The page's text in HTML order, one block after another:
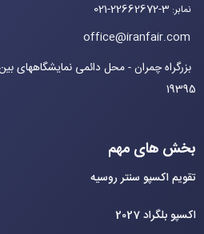
نمابر:
021-22662672-3
office@iranfair.com
19395
بخش های مهم
تقویم اکسپو سنتر روسیه
اکسپو بلگراد 2027